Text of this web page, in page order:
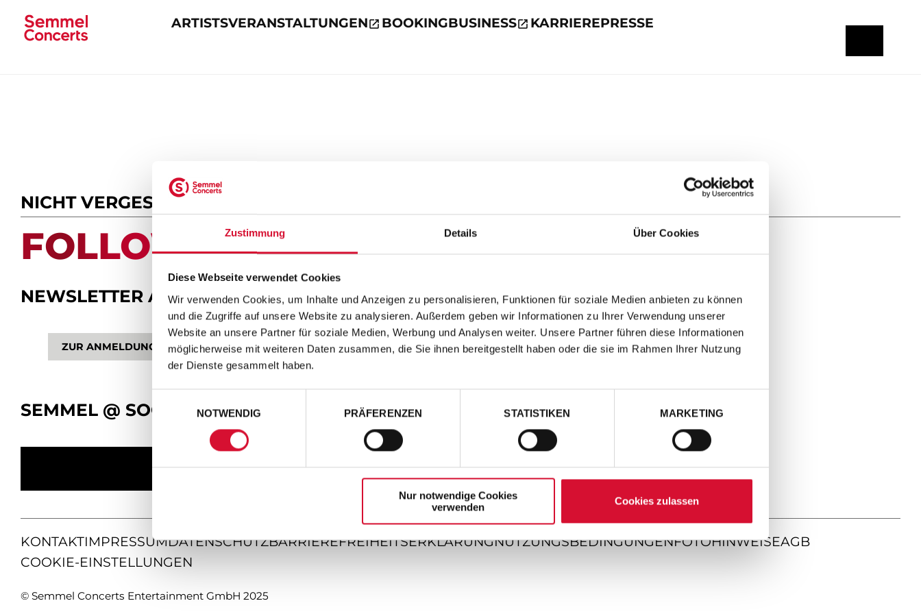
Zustimmung Details Über Cookies
Diese Webseite verwendet Cookies
Wir verwenden Cookies, um Inhalte und Anzeigen zu personalisieren, Funktionen für soziale Medien anbieten zu können
und die Zugriffe auf unsere Website zu analysieren. Außerdem geben wir Informationen zu Ihrer Verwendung unserer
Website an unsere Partner für soziale Medien, Werbung und Analysen weiter. Unsere Partner führen diese Informationen
möglicherweise mit weiteren Daten zusammen, die Sie ihnen bereitgestellt haben oder die sie im Rahmen Ihrer Nutzung
der Dienste gesammelt haben.
NOTWENDIG
PRÄFERENZEN STATISTIKEN MARKETING
Nur notwendige Cookies
verwenden
Cookies zulassen
ARTISTSVERANSTALTUNGEN BOOKINGBUSINESS KARRIEREPRESSE
NICHT VERGESSEN
FOLLOW US.
NEWSLETTER ABONNIEREN
ZUR ANMELDUNG
SEMMEL @ SOCIAL MEDIA
KONTAKTIMPRESSUMDATENSCHUTZBARRIEREFREIHEITSERKLÄRUNGNUTZUNGSBEDINGUNGENFOTOHINWEISEAGB
COOKIE-EINSTELLUNGEN
© Semmel Concerts Entertainment GmbH 2025